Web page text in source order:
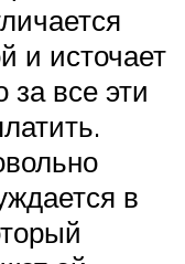
и источает
все эти
в